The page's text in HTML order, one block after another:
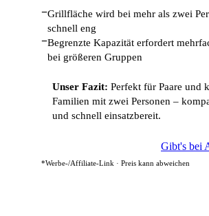
−Grillfläche wird bei mehr als zwei
schnell eng
−Begrenzte Kapazität erfordert
bei größeren Gruppen
Unser Fazit: Perfekt für Paare und
Familien mit zwei Personen –
und schnell einsatzbereit.
Gibt's bei
*Werbe-/Affiliate-Link · Preis kann abweichen